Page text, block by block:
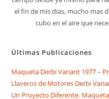
el fin de mis dias, mucho mas
cubo en el aire que
Últimas Publicaciones
Maqueta Derbi Variant 1977 –
Llaveros de Motores Derbi
Un Proyecto Diferente.